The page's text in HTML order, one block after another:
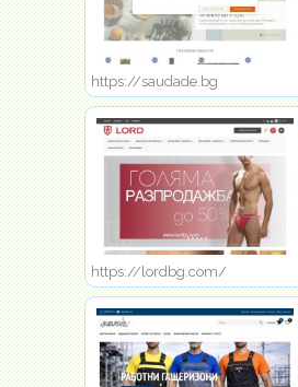
https://saudade.bg
https://lordbg.com/